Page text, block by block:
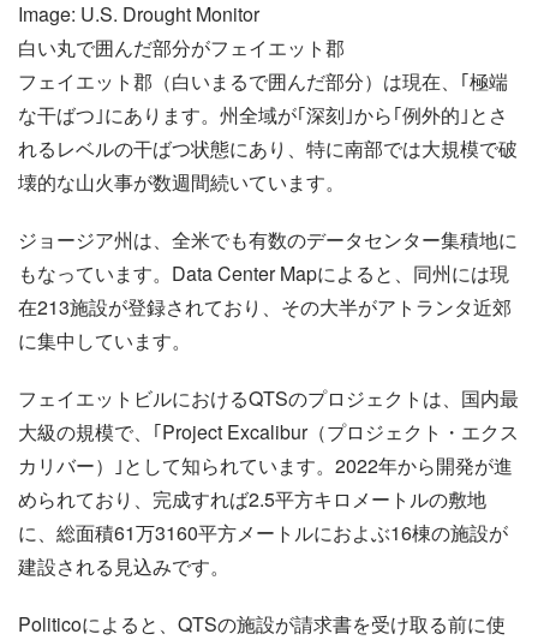
Image: U.S. Drought Monitor
白い丸で囲んだ部分がフェイエット郡
フェイエット郡（白いまるで囲んだ部分）は現在、｢極端
な干ばつ｣にあります。州全域が｢深刻｣から｢例外的｣とさ
れるレベルの干ばつ状態にあり、特に南部では大規模で破
壊的な山火事が数週間続いています。
ジョージア州は、全米でも有数のデータセンター集積地に
もなっています。Data Center Mapによると、同州には現
在213施設が登録されており、その大半がアトランタ近郊
に集中しています。
フェイエットビルにおけるQTSのプロジェクトは、国内最
大級の規模で、｢Project Excalibur（プロジェクト・エクス
カリバー）｣として知られています。2022年から開発が進
められており、完成すれば2.5平方キロメートルの敷地
に、総面積61万3160平方メートルにおよぶ16棟の施設が
建設される見込みです。
Politicoによると、QTSの施設が請求書を受け取る前に使